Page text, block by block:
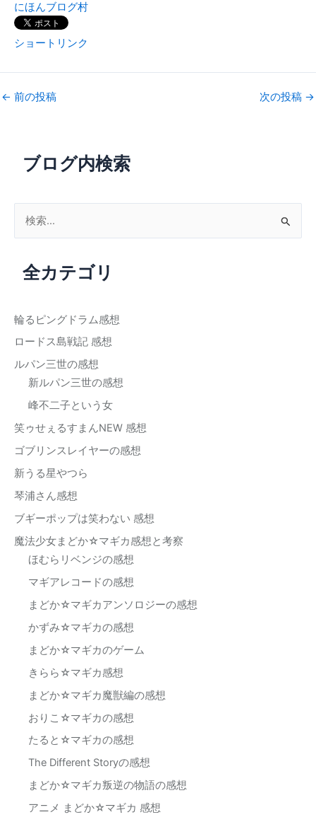
ブログ内検索
象全カテゴリ
輪るピングドラム感想
ロードス島戦記 感想
ルパン三世の感想
新ルパン三世の感想
峰不二子という女
笑ゥせぇるすまんNEW 感想
ゴブリンスレイヤーの感想
新うる星やつら
琴浦さん感想
ブギーポップは笑わない 感想
魔法少女まどか☆マギカ感想と考察
ほむらリベンジの感想
マギアレコードの感想
まどか☆マギカアンソロジーの感想
かずみ☆マギカの感想
まどか☆マギカのゲーム
きらら☆マギカ感想
まどか☆マギカ魔獣編の感想
おりこ☆マギカの感想
たると☆マギカの感想
The Different Storyの感想
まどか☆マギカ叛逆の物語の感想
アニメ まどか☆マギカ 感想
にほんブログ村
ショートリンク
← 前の投稿 次の投稿 →